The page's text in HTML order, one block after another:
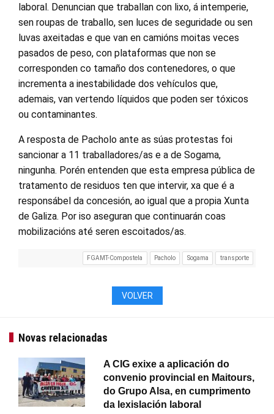
laboral. Denuncian que traballan con lixo, á intemperie,
sen roupas de traballo, sen luces de seguridade ou sen
luvas axeitadas e que van en camións moitas veces
pasados de peso, con plataformas que non se
corresponden co tamaño dos contenedores, o que
incrementa a inestabilidade dos vehículos que,
ademais, van vertendo líquidos que poden ser tóxicos
ou contaminantes.
A resposta de Pacholo ante as súas protestas foi
sancionar a 11 traballadores/as e a de Sogama,
ningunha. Porén entenden que esta empresa pública de
tratamento de residuos ten que intervir, xa que é a
responsábel da concesión, ao igual que a propia Xunta
de Galiza. Por iso aseguran que continuarán coas
mobilizacións até seren escoitados/as.
FGAMT-Compostela Pacholo Sogama transporte
VOLVER
Novas relacionadas
A CIG exixe a aplicación do
convenio provincial en Maitours,
do Grupo Alsa, en cumprimento
da lexislación laboral